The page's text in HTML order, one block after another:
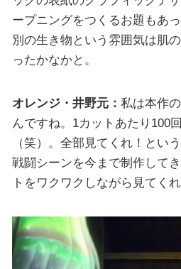
ープニングをつくるお題もあ
別の生き物という雰囲気は肌
ったかなかと。
オレンジ・井野元： 私は本作
んですね。1カットあたり100
（笑）。全部見てくれ！とい
戦闘シーンを今まで制作して
トをワクワクしながら見てく